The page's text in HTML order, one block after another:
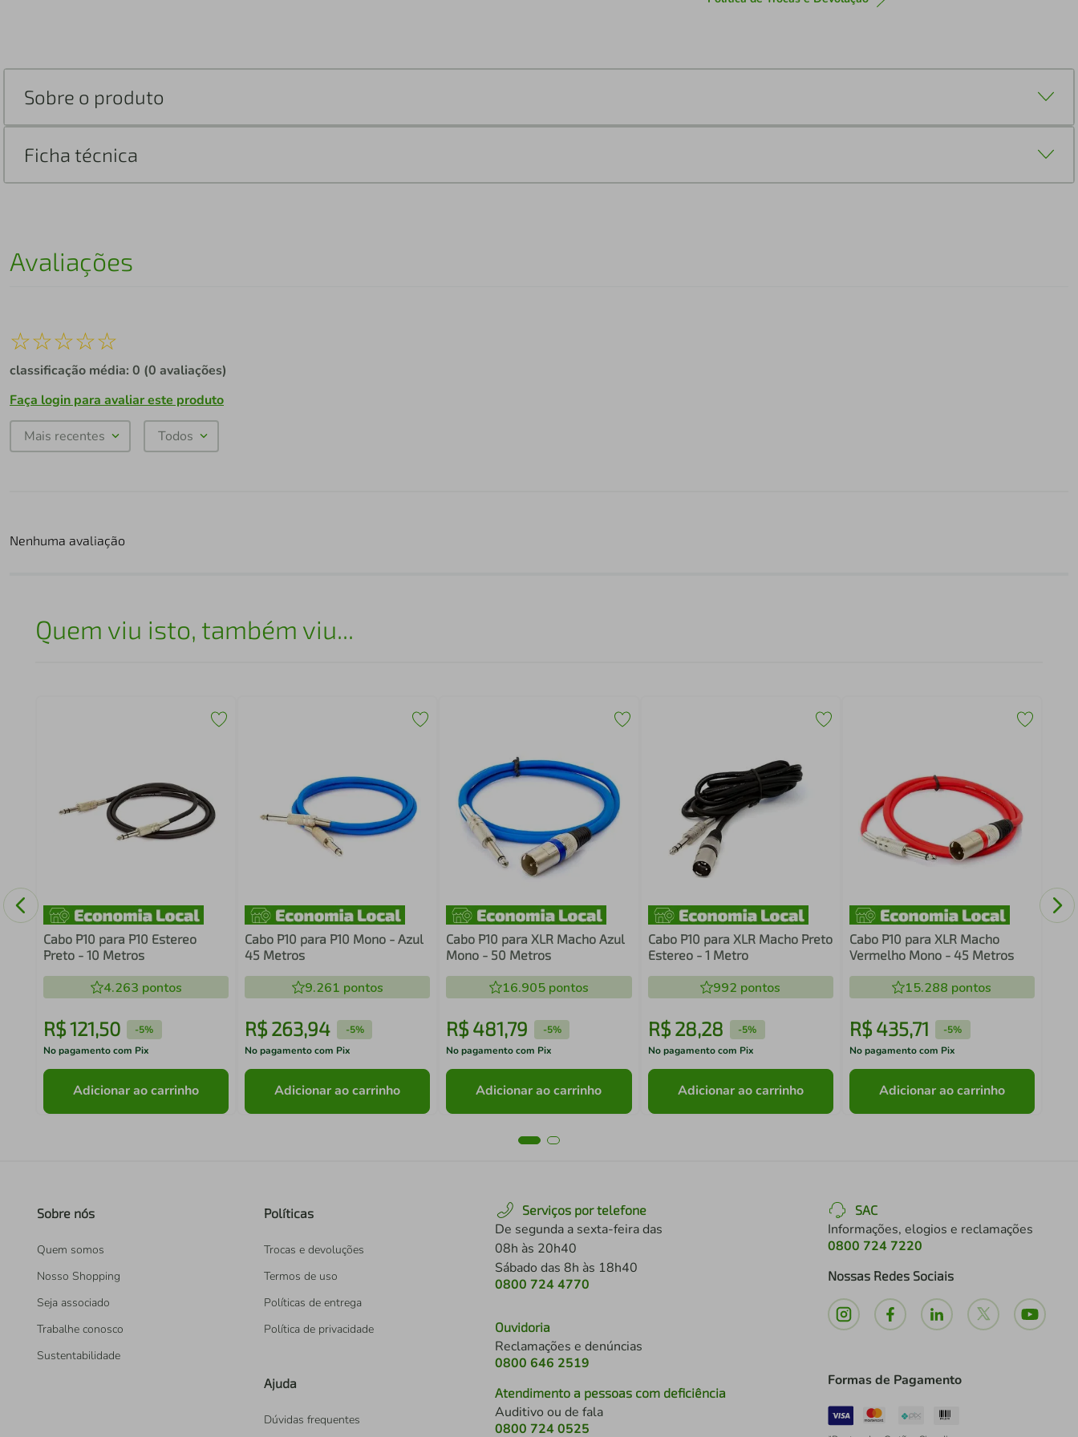
Sobre o produto
Ficha técnica
Avaliações
☆☆☆☆☆
classificação média: 0 (0 avaliações)
Faça login para avaliar este produto
Mais recentes Todos
Nenhuma avaliação
Quem viu isto, também viu...
Cabo P10 para P10 Estereo
Preto - 10 Metros
4.263 pontos
R$121,50 -5%
No pagamento com Pix
Adicionar ao carrinho
Cabo P10 para P10 Mono - Azul
45 Metros
9.261 pontos
R$ 263,94 -5%
No pagamento com Pix
Adicionar ao carrinho
Cabo P10 para XLR Macho Azul
Mono - 50 Metros
16.905pontos
R$481,79 -5%
No pagamento com Pix
Adicionar ao carrinho
Cabo P10 para XLR Macho Preto
Estereo - 1 Metro
992 pontos
R$ 28,28 -5%
No pagamento com Pix
Adicionar ao carrinho
Cabo P10 para XLR Macho
Vermelho Mono - 45 Metros
15.288 pontos
R$ 435,71 -5%
No pagamento com Pix
Adicionar ao carrinho
Sobre nós
Quem somos
Nosso Shopping
Seja associado
Trabalhe conosco
Sustentabilidade
Políticas
Trocas e devoluções
Termos de uso
Políticas de entrega
Política de privacidade
Ajuda
Dúvidas frequentes
Serviços por telefone
De segunda a sexta-feira das
08h às 20h40
Sábado das 8h às 18h40
0800 724 4770
Ouvidoria
Reclamações e denúncias
0800 646 2519
Atendimento a pessoas com deficiência
Auditivo ou de fala
0800 724 0525
SAC
Informações, elogios e reclamações
0800 724 7220
Nossas Redes Sociais
Formas de Pagamento